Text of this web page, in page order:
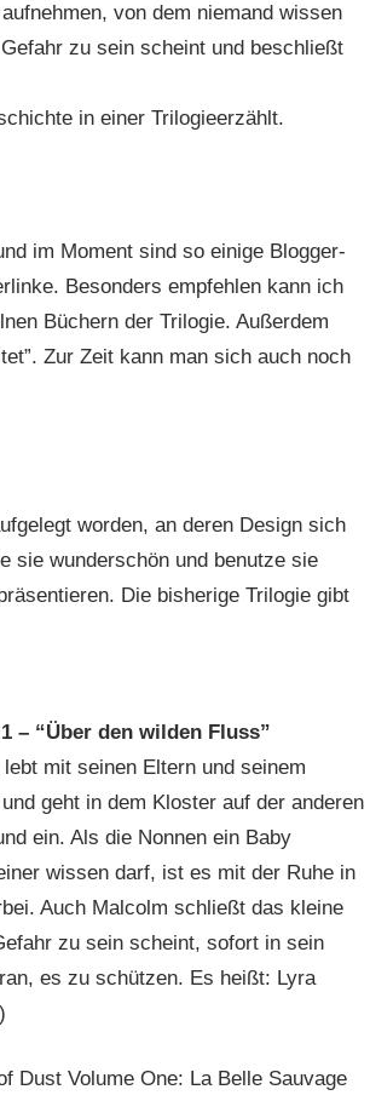
von dem niemand wissen
zu sein scheint und beschließt
in einer Trilogieerzählt.
im Moment sind so einige Blogger-
Besonders empfehlen kann ich
Büchern der Trilogie. Außerdem
Zur Zeit kann man sich auch noch
worden, an deren Design sich
sie wunderschön und benutze sie
Die bisherige Trilogie gibt
– “Über den wilden Fluss”
mit seinen Eltern und seinem
geht in dem Kloster auf der anderen
ein. Als die Nonnen ein Baby
wissen darf, ist es mit der Ruhe in
Auch Malcolm schließt das kleine
zu sein scheint, sofort in sein
es zu schützen. Es heißt: Lyra
Dust Volume One: La Belle Sauvage